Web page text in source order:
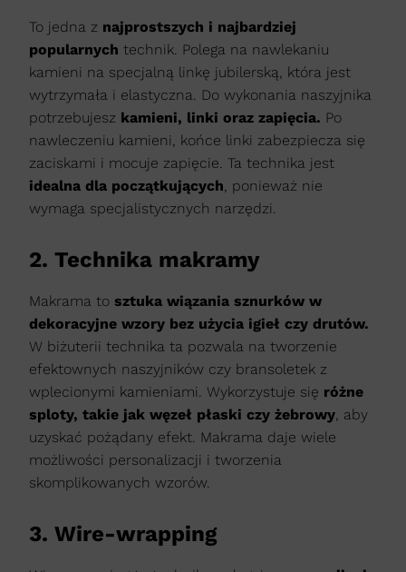
To jedna z najprostszych i najbardziej
popularnych technik. Polega na nawlekaniu
kamieni na specjalną linkę jubilerską, która jest
wytrzymała i elastyczna. Do wykonania naszyjnika
potrzebujesz kamieni, linki oraz zapięcia. Po
nawleczeniu kamieni, końce linki zabezpiecza się
zaciskami i mocuje zapięcie. Ta technika jest
idealna dla początkujących, ponieważ nie
wymaga specjalistycznych narzędzi.​
2. Technika makramy
Makrama to sztuka wiązania sznurków w
dekoracyjne wzory bez użycia igieł czy drutów.
W biżuterii technika ta pozwala na tworzenie
efektownych naszyjników czy bransoletek z
wplecionymi kamieniami. Wykorzystuje się różne
sploty, takie jak węzeł płaski czy żebrowy, aby
uzyskać pożądany efekt. Makrama daje wiele
możliwości personalizacji i tworzenia
skomplikowanych wzorów.​
3. Wire-wrapping